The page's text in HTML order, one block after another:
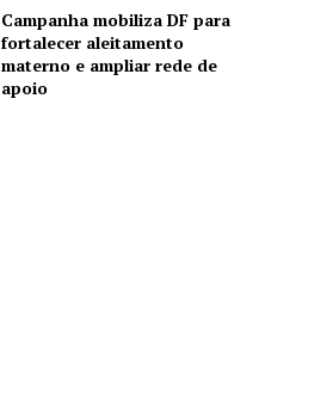
Campanha mobiliza DF para
fortalecer aleitamento
materno e ampliar rede de
apoio